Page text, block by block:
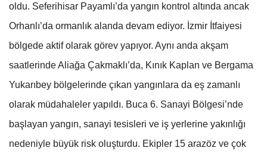
oldu. Seferihisar Payamlı’da yangın kontrol altında ancak
Orhanlı’da ormanlık alanda devam ediyor. İzmir İtfaiyesi
bölgede aktif olarak görev yapıyor. Aynı anda akşam
saatlerinde Aliağa Çakmaklı’da, Kınık Kaplan ve Bergama
Yukarıbey bölgelerinde çıkan yangınlara da eş zamanlı
olarak müdahaleler yapıldı. Buca 6. Sanayi Bölgesi’nde
başlayan yangın, sanayi tesisleri ve iş yerlerine yakınlığı
nedeniyle büyük risk oluşturdu. Ekipler 15 arazöz ve çok